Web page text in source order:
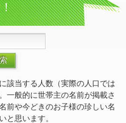
該当する人数（実際の人口では
一般的に世帯主の名前が掲載さ
前や今どきのお子様の珍しい名
と思います。